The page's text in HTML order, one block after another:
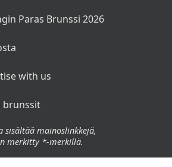
Paras Brunssi 2026
with us
brunssit
sisältää mainoslinkkejä,
merkitty *-merkillä.